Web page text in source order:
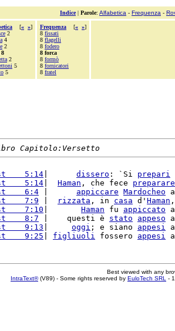
Indice| Parole: Alfabetica - Frequenza -
[« »]
2
4
2
8
2
5
5
Frequenza [« »]
8 fissati
8 flagelli
8 fodero
8 forca
8 formò
8 fornicatori
8 fratel
Capitolo:Versetto
5:14 dissero : `Si prepari
5:14 Haman , che fece preparare
6:4 appiccare Mardocheo
7:9 rizzata , in casa d' Haman
7:10 Haman fu appiccato
8:7 |    questi è stato appeso
9:13 oggi ; e siano appesi
9:25 figliuoli fossero appesi
Best viewed with any
IntraText®(V89) - Some rights reserved by EuloTech SRL -